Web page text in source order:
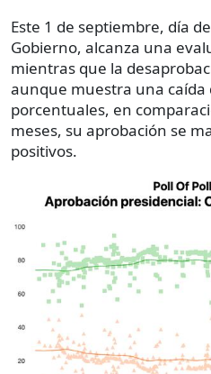
Este 1 de septiembre, día
Gobierno, alcanza una
mientras que la
aunque muestra una
porcentuales, en
meses, su aprobación se
positivos.